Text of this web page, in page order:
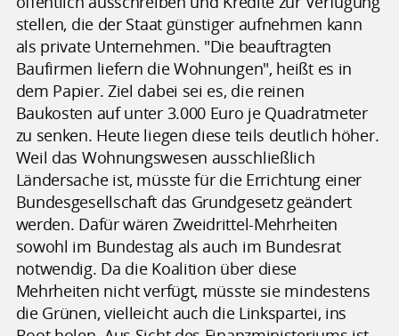
stellen, die der Staat günstiger aufnehmen kann
als private Unternehmen. "Die beauftragten
Baufirmen liefern die Wohnungen", heißt es in
dem Papier. Ziel dabei sei es, die reinen
Baukosten auf unter 3.000 Euro je Quadratmeter
zu senken. Heute liegen diese teils deutlich höher.
Weil das Wohnungswesen ausschließlich
Ländersache ist, müsste für die Errichtung einer
Bundesgesellschaft das Grundgesetz geändert
werden. Dafür wären Zweidrittel-Mehrheiten
sowohl im Bundestag als auch im Bundesrat
notwendig. Da die Koalition über diese
Mehrheiten nicht verfügt, müsste sie mindestens
die Grünen, vielleicht auch die Linkspartei, ins